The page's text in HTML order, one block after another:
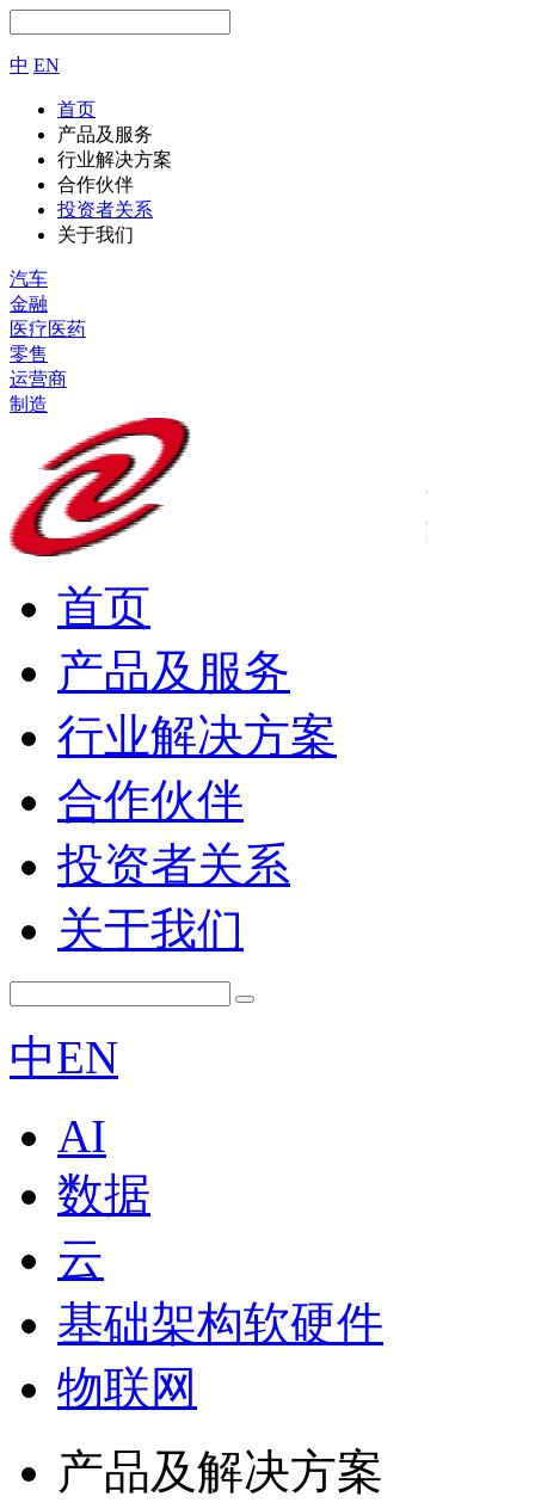
中 EN
首页
产品及服务
行业解决方案
合作伙伴
投资者关系
关于我们
汽车
金融
医疗医药
零售
运营商
制造
首页
产品及服务
行业解决方案
合作伙伴
投资者关系
关于我们
中EN
AI
数据
云
基础架构软硬件
物联网
产品及解决方案